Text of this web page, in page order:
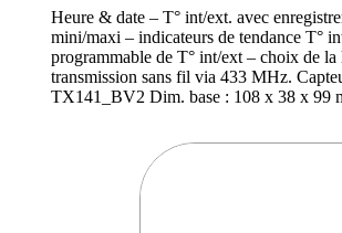
Heure & date – T° int/ext. avec
mini/maxi – indicateurs de tendance T°
programmable de T° int/ext – choix de la
transmission sans fil via 433 MHz.
TX141_BV2 Dim. base : 108 x 38 x 99